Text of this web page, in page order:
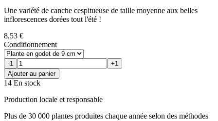
Une variété de canche cespitueuse de taille moyenne aux belles
inflorescences dorées tout l'été !
8,53 €
Conditionnement
-1
+1
Ajouter au panier
14 En stock
Production locale et responsable
Plus de 30 000 plantes produites chaque année selon des méthodes